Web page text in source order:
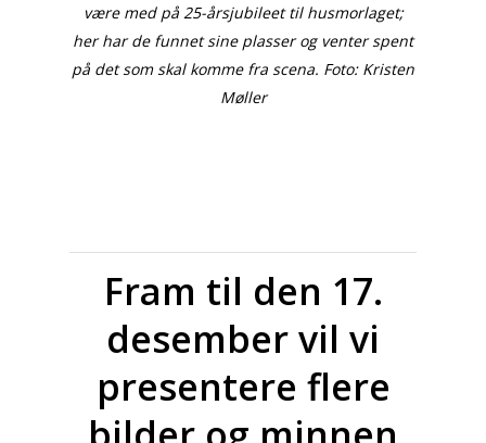
være med på 25-årsjubileet til husmorlaget;
her har de funnet sine plasser og venter spent
på det som skal komme fra scena. Foto: Kristen
Møller
Fram til den 17.
desember vil vi
presentere flere